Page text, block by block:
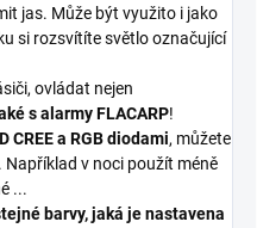
jas. Může být využito i jako
si rozsvítíte světlo označující
ovládat nejen
s alarmy FLACARP!
CREE a RGB diodami, můžete
v noci použít méně
...
barvy, jaká je nastavena